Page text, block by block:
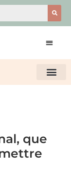
que